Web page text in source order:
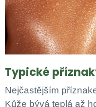
Typické
Nejčastějším
Kůže bývá teplá až